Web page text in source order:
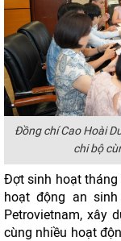
Đồng chí Cao Hoài
chi bộ
Đợt sinh hoạt tháng
hoạt động an
Petrovietnam, xây
cùng nhiều hoạt